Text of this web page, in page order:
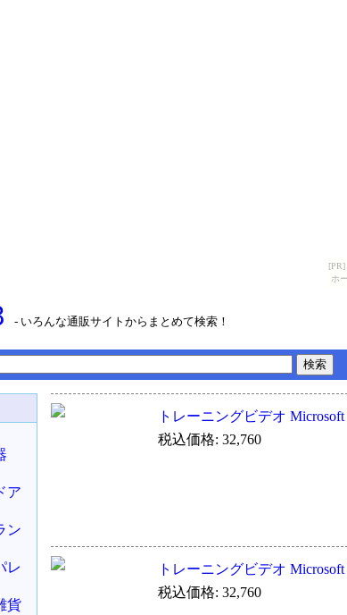
ホ
- いろんな通販サイトからまとめて検索！
ア
ン
レ
貨
トレーニングビデオ
税込価格: 32,760
トレーニングビデオ
税込価格: 32,760